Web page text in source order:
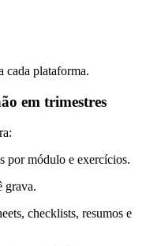
cada plataforma.
em trimestres
por módulo e exercícios.
grava.
checklists, resumos e